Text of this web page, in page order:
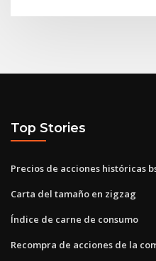
Top Stories
Precios de acciones históricas
Carta del tamaño en zigzag
Índice de carne de consumo
Recompra de acciones de la